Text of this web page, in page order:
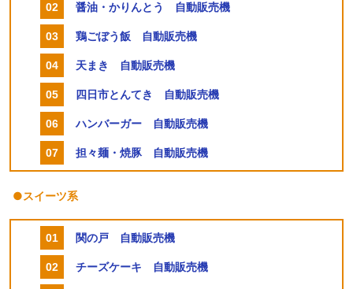
醤油・かりんとう 自動販売機
鶏ごぼう飯 自動販売機
天まき 自動販売機
四日市とんてき 自動販売機
ハンバーガー 自動販売機
担々麺・焼豚 自動販売機
●スイーツ系
関の戸 自動販売機
チーズケーキ 自動販売機